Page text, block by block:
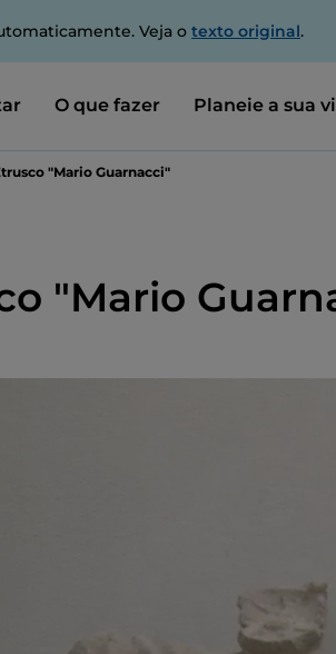
Veja o texto original.
O que fazer Planeie a sua
"Mario Guarnacci"
"Mario